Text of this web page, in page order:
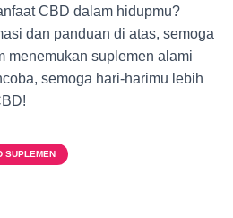
CBD dalam hidupmu?
dan panduan di atas, semoga
menemukan suplemen alami
semoga hari-harimu lebih
SUPLEMEN